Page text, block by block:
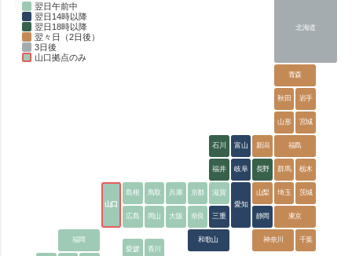
翌日午前中
翌日14時以降
翌日18時以降
翌々日（2日後）
3日後
山口拠点のみ
北海道
青森
秋田 岩手
山形 宮城
福島
新潟
群馬 栃木
埼玉 茨城
東京
神奈川 千葉
山梨
石川
福井 長野
富山
岐阜
愛知
静岡
三重
和歌山
山口
島根 鳥取
広島 岡山
兵庫 京都 滋賀
大阪 奈良
香川
愛媛
福岡